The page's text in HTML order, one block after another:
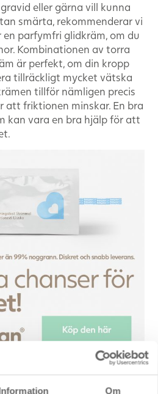
Om
eller gärna vill kunna
smärta, rekommenderar vi
parfymfri glidkräm, om du
Kombinationen av torra
är perfekt, om din kropp
tillräckligt mycket vätska
tillför nämligen precis
att friktionen minskar. En bra
kan vara en bra hjälp för att
för